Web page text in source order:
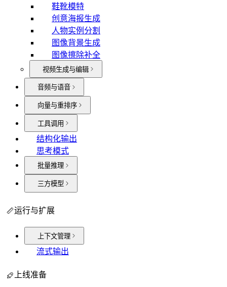
鞋靴模特
创意海报生成
人物实例分割
图像背景生成
图像擦除补全
视频生成与编辑
音频与语音
向量与重排序
工具调用
结构化输出
思考模式
批量推理
三方模型
运行与扩展
上下文管理
流式输出
上线准备